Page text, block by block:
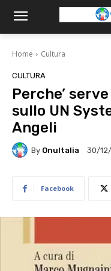
Home Cultura
CULTURA
Perche’
sullo UN
Angeli
By OnuItalia 30/
Facebook